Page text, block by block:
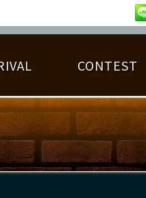
楽曲データ
ねんごろチャレンジ
検索 フレンドリスト
CONTEST
会とは？TOTAL BEST SCORE